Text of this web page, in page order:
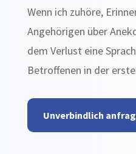
Wenn ich zuhöre,
Angehörigen über
dem Verlust eine
Betroffenen in der
Unverbindlich